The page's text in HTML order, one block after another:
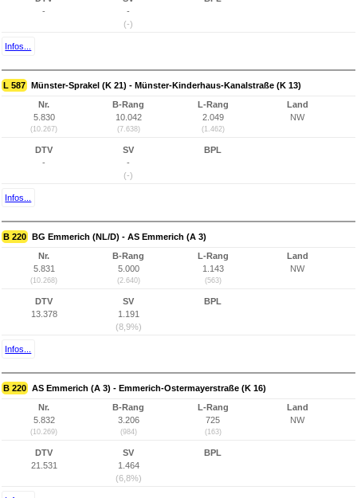
-
-
(-)
Infos...
L 587 Münster-Sprakel (K 21) - Münster-Kinderhaus-Kanalstraße (K 13)
Nr.
5.830
(10.267)
B-Rang
10.042
(7.638)
L-Rang
2.049
(1.462)
Land
NW
DTV
-
SV
-
(-)
BPL
Infos...
B 220 BG Emmerich (NL/D) - AS Emmerich (A 3)
Nr.
5.831
(10.268)
B-Rang
5.000
(2.640)
L-Rang
1.143
(563)
Land
NW
DTV
13.378
SV
1.191
(8,9%)
BPL
Infos...
B 220 AS Emmerich (A 3) - Emmerich-Ostermayerstraße (K 16)
Nr.
5.832
(10.269)
B-Rang
3.206
(984)
L-Rang
725
(163)
Land
NW
DTV
21.531
SV
1.464
(6,8%)
BPL